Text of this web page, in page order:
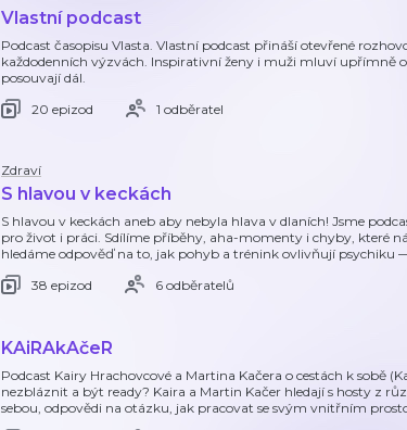
Vlastní podcast
Podcast časopisu Vlasta. Vlastní podcast přináší otevřené
každodenních výzvách. Inspirativní ženy i muži mluví upřímně
posouvají dál.
20 epizod
1 odběratel
Zdraví
S hlavou v keckách
S hlavou v keckách aneb aby nebyla hlava v dlaních! Jsme
pro život i práci. Sdílíme příběhy, aha-momenty i chyby, které
hledáme odpověď na to, jak pohyb a trénink ovlivňují psychiku
38 epizod
6 odběratelů
KAiRAkAčeR
Podcast Kairy Hrachovcové a Martina Kačera o cestách k sobě
nezbláznit a být ready? Kaira a Martin Kačer hledají s hosty z
sebou, odpovědi na otázku, jak pracovat se svým vnitřním